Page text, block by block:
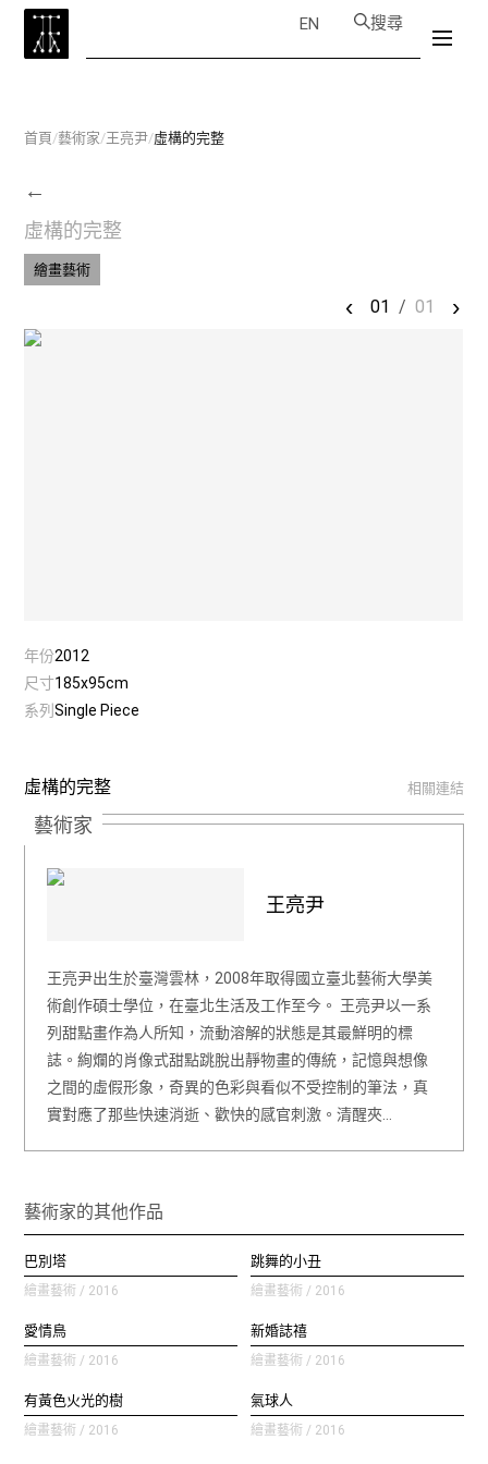
EN 搜尋
首頁/藝術家/王亮尹/虛構的完整
←
虛構的完整
繪畫藝術
‹ 01 / 01 ›
年份2012
尺寸185x95cm
系列Single Piece
虛構的完整 相關連結
藝術家
王亮尹
王亮尹出生於臺灣雲林，2008年取得國立臺北藝術大學美
術創作碩士學位，在臺北生活及工作至今。 王亮尹以一系
列甜點畫作為人所知，流動溶解的狀態是其最鮮明的標
誌。絢爛的肖像式甜點跳脫出靜物畫的傳統，記憶與想像
之間的虛假形象，奇異的色彩與看似不受控制的筆法，真
實對應了那些快速消逝、歡快的感官刺激。清醒夾…
藝術家的其他作品
巴別塔
繪畫藝術 / 2016
跳舞的小丑
繪畫藝術 / 2016
愛情鳥
繪畫藝術 / 2016
新婚誌禧
繪畫藝術 / 2016
有黃色火光的樹
繪畫藝術 / 2016
氣球人
繪畫藝術 / 2016